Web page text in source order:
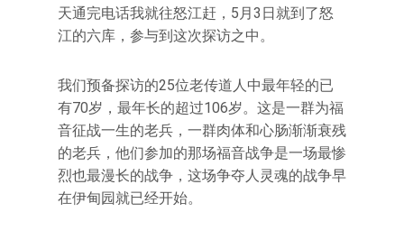
天通完电话我就往怒江赶，5月3日就到了怒
江的六库，参与到这次探访之中。
我们预备探访的25位老传道人中最年轻的已
有70岁，最年长的超过106岁。这是一群为福
音征战一生的老兵，一群肉体和心肠渐渐衰残
的老兵，他们参加的那场福音战争是一场最惨
烈也最漫长的战争，这场争夺人灵魂的战争早
在伊甸园就已经开始。